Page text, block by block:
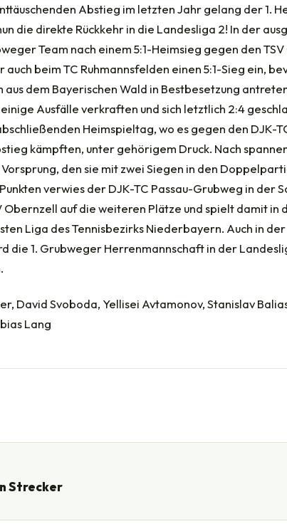
Abstieg im letzten Jahr gelang der 1.
die direkte Rückkehr in die Landesliga 2! In der
Team nach einem 5:1-Heimsieg gegen den
auch beim TC Ruhmannsfelden einen 5:1-Sieg ein,
aus dem Bayerischen Wald in Bestbesetzung
Ausfälle verkraften und sich letztlich 2:4
Heimspieltag, wo es gegen den DJK-
kämpften, unter gehörigem Druck. Nach
den sie mit zwei Siegen in den
verwies der DJK-TC Passau-Grubweg in der
Obernzell auf die weiteren Plätze und spielt damit
Liga des Tennisbezirks Niederbayern. Auch in
die 1. Grubweger Herrenmannschaft in der
David Svoboda, Yellisei Avtamonov, Stanislav
Lang
Strecker